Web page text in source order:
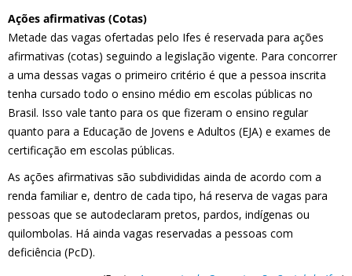
Ações afirmativas (Cotas)
Metade das vagas ofertadas pelo Ifes é reservada para ações
afirmativas (cotas) seguindo a legislação vigente. Para concorrer
a uma dessas vagas o primeiro critério é que a pessoa inscrita
tenha cursado todo o ensino médio em escolas públicas no
Brasil. Isso vale tanto para os que fizeram o ensino regular
quanto para a Educação de Jovens e Adultos (EJA) e exames de
certificação em escolas públicas.
As ações afirmativas são subdivididas ainda de acordo com a
renda familiar e, dentro de cada tipo, há reserva de vagas para
pessoas que se autodeclaram pretos, pardos, indígenas ou
quilombolas. Há ainda vagas reservadas a pessoas com
deficiência (PcD).